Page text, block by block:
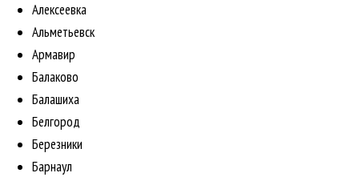
Алексеевка
Альметьевск
Армавир
Балаково
Балашиха
Белгород
Березники
Барнаул